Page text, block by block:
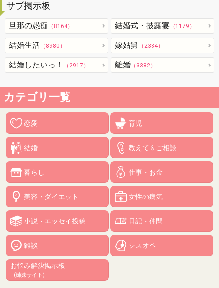
サブ掲示板
旦那の愚痴 （8164） 結婚式・披露宴 （1179）
結婚生活 （8980） 嫁姑舅 （2384）
結婚したいっ！ （2917） 離婚 （3382）
カテゴリ一覧
恋愛 育児
結婚 教えて＆ご相談
暮らし 仕事・お金
美容・ダイエット 女性の病気
小説・エッセイ投稿 日記・仲間
雑談 シスオペ
お悩み解決掲示板
(姉妹サイト)